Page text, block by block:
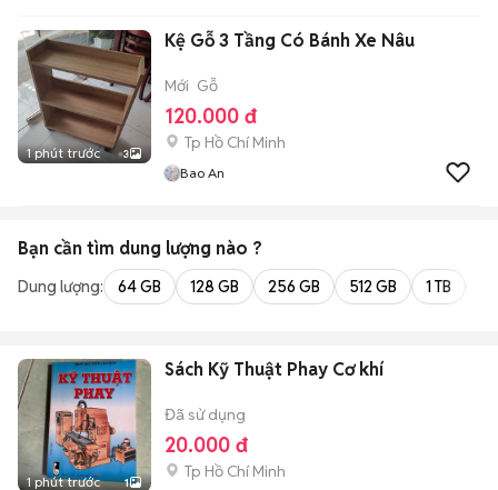
1 phút trước 3
Kệ Gỗ 3 Tầng Có Bánh Xe Nâu
Mới Gỗ
120.000 đ
Tp Hồ Chí Minh
Bao An
Bạn cần tìm dung lượng nào ?
Dung lượng: 64 GB 128 GB 256 GB 512 GB 1 TB
1 phút trước 1
Sách Kỹ Thuật Phay Cơ khí
Đã sử dụng
20.000 đ
Tp Hồ Chí Minh